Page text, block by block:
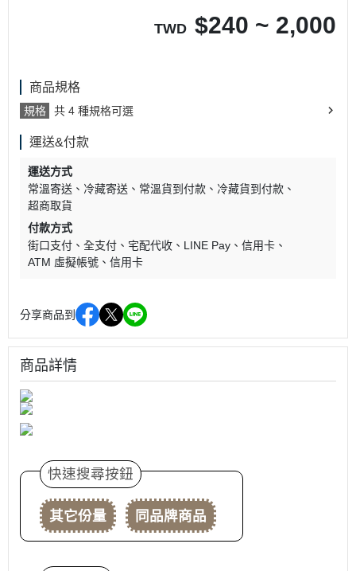
TWD $240 ~ 2,000
商品規格
規格 共 4 種規格可選
運送&付款
運送方式
常溫寄送
冷藏寄送 常溫貨到付款
冷藏貨到付款
超商取貨
付款方式
街口支付
全支付 宅配代收 LINE Pay
信用卡
ATM 虛擬帳號
信用卡
分享商品到
商品詳情
快速搜尋按鈕
其它份量 同品牌商品